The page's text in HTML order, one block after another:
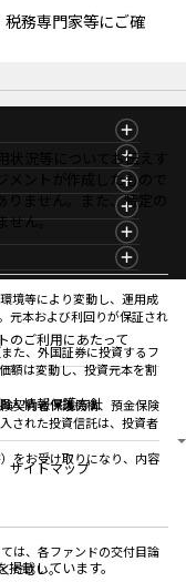
務専門家等にご確
況等についてお伝えす
ントが作成したもので
ません。また、特定の
せん。
境等により変動し、運用成
元本および利回りが保証され
た、外国証券に投資するフ
額は変動し、投資元本を割
契約者保護機構、預金保険
された投資信託は、投資者
をお受け取りになり、内容
は、各ファンドの交付目論
ださい。
いて
・換金手数料
のご利用にあたって
人情報保護方針
サイトマップ
載しています。